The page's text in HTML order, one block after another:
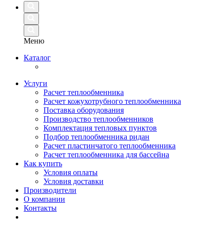
Меню
Каталог
Услуги
Расчет теплообменника
Расчет кожухотрубного теплообменника
Поставка оборудования
Производство теплообменников
Комплектация тепловых пунктов
Подбор теплообменника ридан
Расчет пластинчатого теплообменника
Расчет теплообменника для бассейна
Как купить
Условия оплаты
Условия доставки
Производители
О компании
Контакты